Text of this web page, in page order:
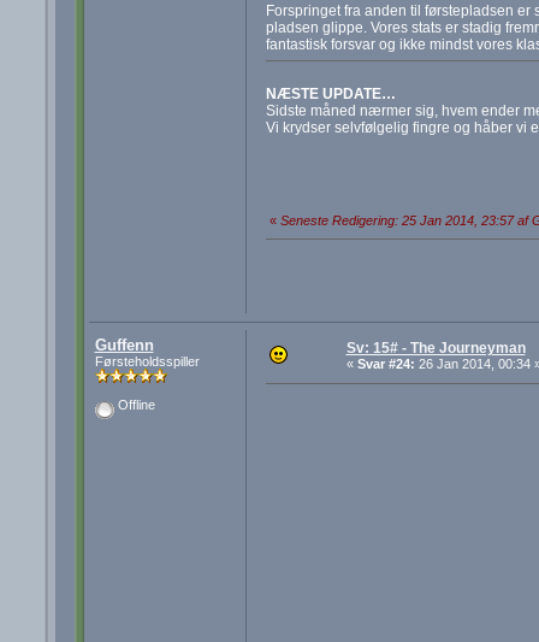
Forspringet fra anden til førstepladsen
pladsen glippe. Vores stats er stadig
fantastisk forsvar og ikke mindst vores
NÆSTE UPDATE…
Sidste måned nærmer sig, hvem ender
Vi krydser selvfølgelig fingre og håber vi
« Seneste Redigering: 25 Jan 2014, 23:57 af
Guffenn
Førsteholdsspiller
Offline
Sv: 15# - The Journeyman
« Svar #24: 26 Jan 2014, 00:34